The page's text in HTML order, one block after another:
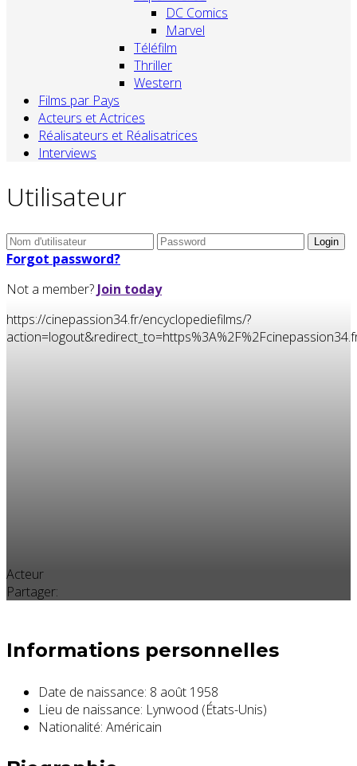
DC Comics
Marvel
Téléfilm
Thriller
Western
Films par Pays
Acteurs et Actrices
Réalisateurs et Réalisatrices
Interviews
Utilisateur
Forgot password?
Not a member? Join today
https://cinepassion34.fr/encyclopediefilms/?
Acteur
Partager:
Informations personnelles
Date de naissance: 8 août 1958
Lieu de naissance: Lynwood (États-Unis)
Nationalité: Américain